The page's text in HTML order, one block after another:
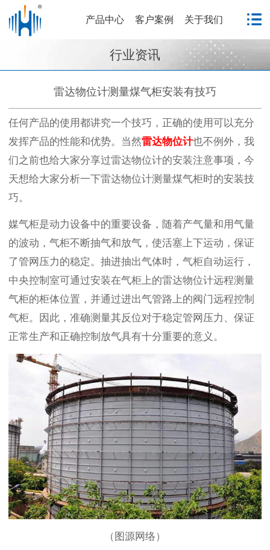
产品中心 客户案例 关于我们
行业资讯
雷达物位计测量煤气柜安装有技巧
任何产品的使用都讲究一个技巧，正确的使用可以充分
发挥产品的性能和优势。当然雷达物位计也不例外，我
们之前也给大家分享过雷达物位计的安装注意事项，今
天想给大家分析一下雷达物位计测量煤气柜时的安装技
巧。
媒气柜是动力设备中的重要设备，随着产气量和用气量
的波动，气柜不断抽气和放气，使活塞上下运动，保证
了管网压力的稳定。抽进抽出气体时，气柜自动运行，
中央控制室可通过安装在气柜上的雷达物位计远程测量
气柜的柜体位置，并通过进出气管路上的阀门远程控制
气柜。因此，准确测量其反位对于稳定管网压力、保证
正常生产和正确控制放气具有十分重要的意义。
（图源网络）